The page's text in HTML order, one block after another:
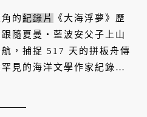
角的紀錄片
《大海浮夢》歷
隨夏曼・藍波安父子上山
，捕捉 517 天的拼板舟傳
見的海洋文學作家紀錄長